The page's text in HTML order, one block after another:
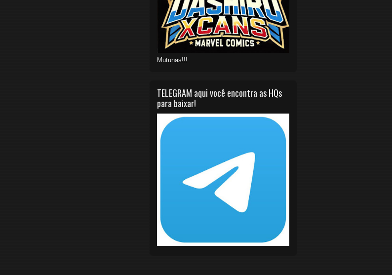
Mutunas!!!
TELEGRAM aqui você encontra as HQs
para baixar!